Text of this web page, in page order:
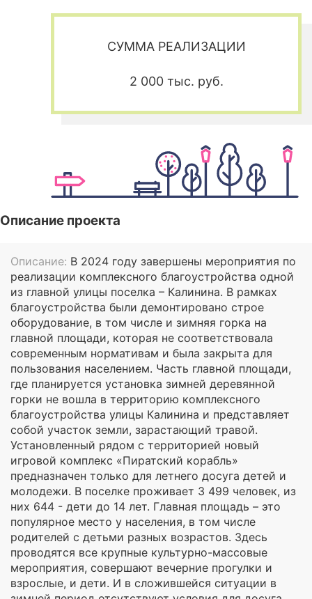
СУММА РЕАЛИЗАЦИИ
2 000 тыс. руб.
Описание проекта
Описание: В 2024 году завершены мероприятия по
реализации комплексного благоустройства одной
из главной улицы поселка – Калинина. В рамках
благоустройства были демонтировано строе
оборудование, в том числе и зимняя горка на
главной площади, которая не соответствовала
современным нормативам и была закрыта для
пользования населением. Часть главной площади,
где планируется установка зимней деревянной
горки не вошла в территорию комплексного
благоустройства улицы Калинина и представляет
собой участок земли, зарастающий травой.
Установленный рядом с территорией новый
игровой комплекс «Пиратский корабль»
предназначен только для летнего досуга детей и
молодежи. В поселке проживает 3 499 человек, из
них 644 - дети до 14 лет. Главная площадь – это
популярное место у населения, в том числе
родителей с детьми разных возрастов. Здесь
проводятся все крупные культурно-массовые
мероприятия, совершают вечерние прогулки и
взрослые, и дети. И в сложившейся ситуации в